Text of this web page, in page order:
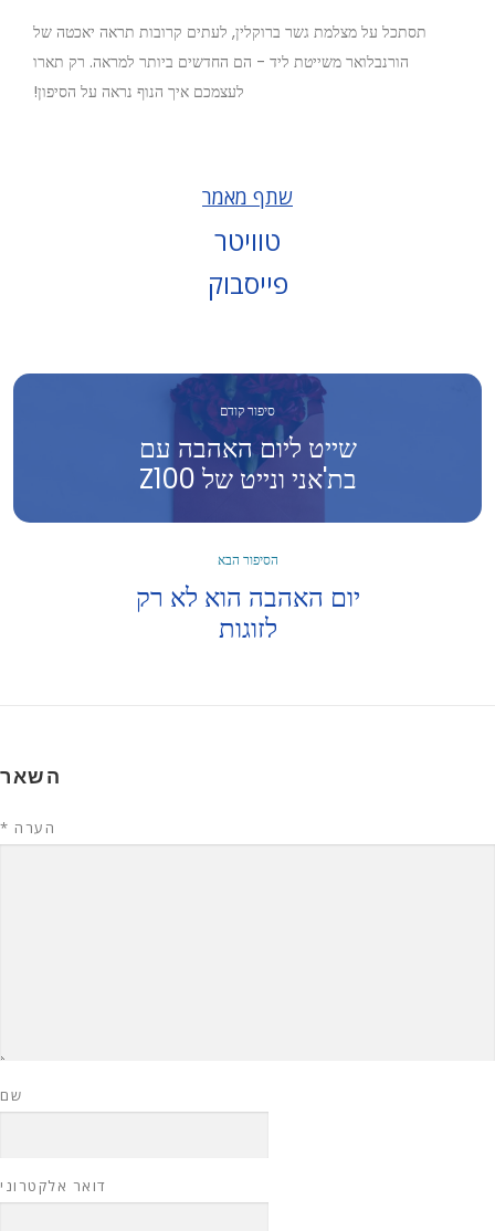
תסתכל על מצלמת גשר ברוקלין, לעתים קרובות תראה יאכטה של
הורנבלואר משייטת ליד - הם החדשים ביותר למראה. רק תארו
לעצמכם איך הנוף נראה על הסיפון!
שתף מאמר
טוויטר
פייסבוק
סיפור קודם
שייט ליום האהבה עם
בת'אני ונייט של Z100
הסיפור הבא
יום האהבה הוא לא רק
לזוגות
השאר
הערה *
שם
דואר אלקטרוני